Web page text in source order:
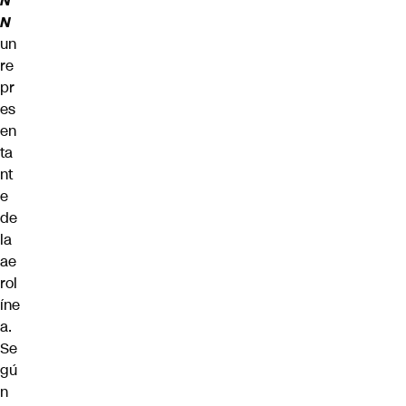
N
un
re
pr
es
en
ta
nt
e
de
la
ae
rol
íne
a.
Se
gú
n